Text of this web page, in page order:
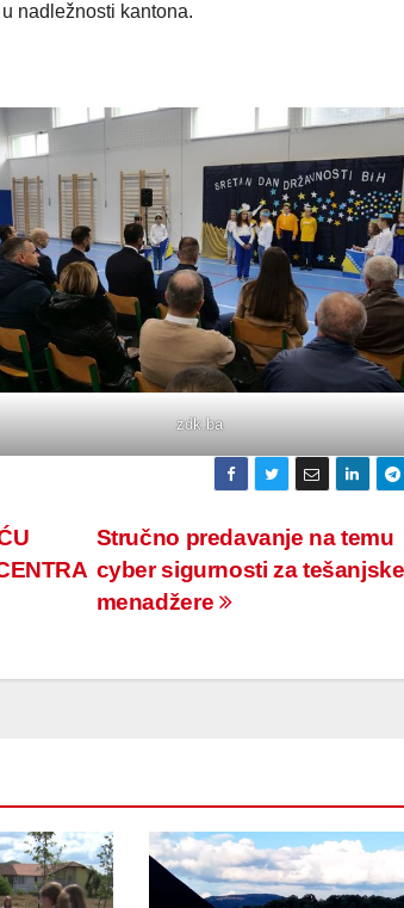
nadležnosti kantona.
zdk.ba
Stručno predavanje na temu
cyber sigurnosti za tešanjske
menadžere